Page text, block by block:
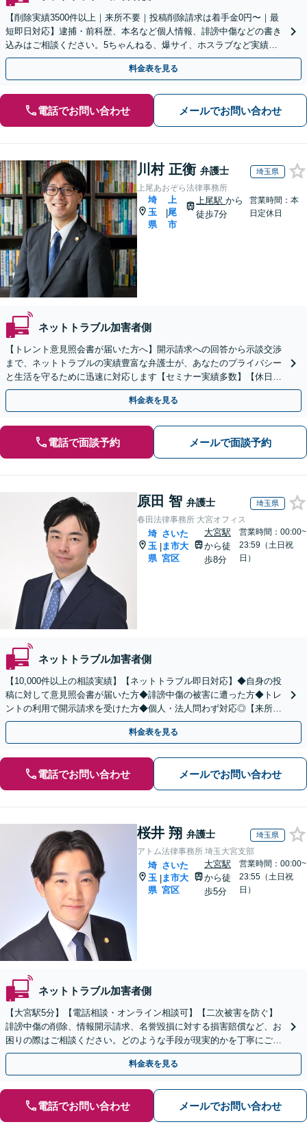
【削除実績3500件以上｜来所不要｜投稿削除請求は着手金0円〜｜最
短即日対応】逮捕・前科歴、本名など個人情報、誹謗中傷などの書き
込みはご相談ください。5ちゃんねる、爆サイ、ホスラブなど実績多
数あり【全国対応可能｜LINE・オンライン相談可】
料金表を見る
電話でお問い合わせ メールでお問い合わせ
川村 正衡 弁護士 埼玉県
上尾あおぞら法律事務所
埼
玉
県
|
上
尾
市
上尾駅から
徒歩7分
営業時間：本
日定休日
ネットトラブル加害者側
【トレント意見照会書が届いた方へ】開示請求への回答から示談交渉
まで、ネットトラブルの実績豊富な弁護士が、あなたのプライバシー
と生活を守るために迅速に対応します【セミナー実績多数】【休日・
夜間相談OK】【上尾駅7分】
料金表を見る
電話で面談予約 メールで面談予約
原田 智 弁護士 埼玉県
春田法律事務所 大宮オフィス
埼
玉
県
|
さいた
ま市大
宮区
大宮駅
から徒
歩8分
営業時間：00:00~
23:59（土日祝
日）
ネットトラブル加害者側
【10,000件以上の相談実績】【ネットトラブル即日対応】◆自身の投
稿に対して意見照会書が届いた方◆誹謗中傷の被害に遭った方◆トレ
ントの利用で開示請求を受けた方◆個人・法人問わず対応◎【来所不
要／LINE相談可】
料金表を見る
電話でお問い合わせ メールでお問い合わせ
桜井 翔 弁護士 埼玉県
アトム法律事務所 埼玉大宮支部
埼
玉
県
|
さいた
ま市大
宮区
大宮駅
から徒
歩5分
営業時間：00:00~
23:55（土日祝
日）
ネットトラブル加害者側
【大宮駅5分】【電話相談・オンライン相談可】【二次被害を防ぐ】
誹謗中傷の削除、情報開示請求、名誉毀損に対する損害賠償など、お
困りの際はご相談ください。どのような手段が現実的かを丁寧にご説
明し、依頼者さまにとって納得のいく解決を目指します。
料金表を見る
電話でお問い合わせ メールでお問い合わせ